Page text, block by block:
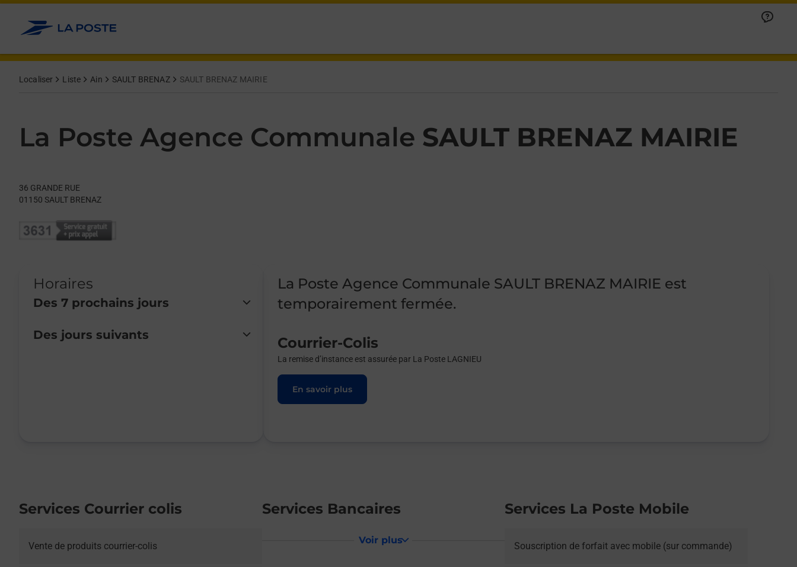
Allez au contenu
Localiser Liste Ain SAULT BRENAZ SAULT BRENAZ MAIRIE
La Poste Agence Communale SAULT BRENAZ MAIRIE
36 GRANDE RUE
01150 SAULT BRENAZ
Horaires
Des 7 prochains jours
Day of the WeekHours
Lundi
Fermé
Des jours suivants
La Poste Agence Communale SAULT BRENAZ MAIRIE est
temporairement fermée.
Courrier-Colis
La remise d’instance est assurée par La Poste LAGNIEU
En savoir plus
Services Courrier colis
Vente de produits courrier-colis
Services Bancaires
Voir plus
Services La Poste Mobile
Souscription de forfait avec mobile (sur commande)
Get directions to La Poste Agence Communale at 36 GRANDE RUE SAULT BRENAZ,
lien s'ouvre dans un nouvel onglet